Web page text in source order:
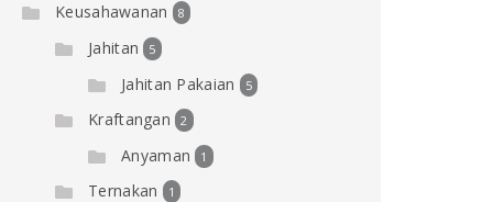
Keusahawanan 8
Jahitan 5
Jahitan Pakaian 5
Kraftangan 2
Anyaman 1
Ternakan 1